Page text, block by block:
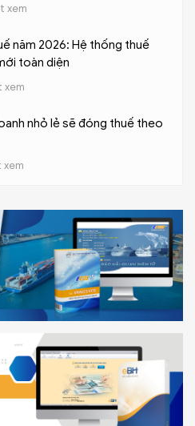
xem
năm 2026: Hệ thống thuế
toàn diện
xem
nhỏ lẻ sẽ đóng thuế theo
xem